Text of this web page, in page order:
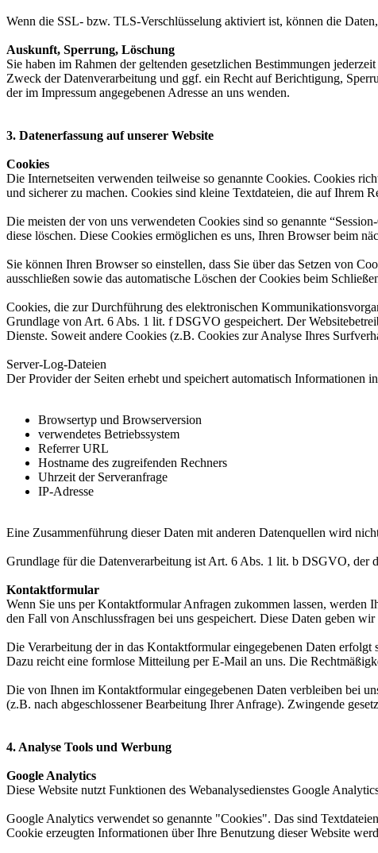
Wenn die SSL- bzw. TLS-Verschlüsselung aktiviert ist, können die
Auskunft, Sperrung, Löschung
Sie haben im Rahmen der geltenden gesetzlichen Bestimmungen
Zweck der Datenverarbeitung und ggf. ein Recht auf Berichtigung,
der im Impressum angegebenen Adresse an uns wenden.
3. Datenerfassung auf unserer Website
Cookies
Die Internetseiten verwenden teilweise so genannte Cookies. Cookies
und sicherer zu machen. Cookies sind kleine Textdateien, die auf Ihrem
Die meisten der von uns verwendeten Cookies sind so genannte
diese löschen. Diese Cookies ermöglichen es uns, Ihren Browser beim
Sie können Ihren Browser so einstellen, dass Sie über das Setzen von
ausschließen sowie das automatische Löschen der Cookies beim
Cookies, die zur Durchführung des elektronischen
Grundlage von Art. 6 Abs. 1 lit. f DSGVO gespeichert. Der
Dienste. Soweit andere Cookies (z.B. Cookies zur Analyse Ihres
Server-Log-Dateien
Der Provider der Seiten erhebt und speichert automatisch Informationen
Browsertyp und Browserversion
verwendetes Betriebssystem
Referrer URL
Hostname des zugreifenden Rechners
Uhrzeit der Serveranfrage
IP-Adresse
Eine Zusammenführung dieser Daten mit anderen Datenquellen wird
Grundlage für die Datenverarbeitung ist Art. 6 Abs. 1 lit. b DSGVO, der
Kontaktformular
Wenn Sie uns per Kontaktformular Anfragen zukommen lassen,
den Fall von Anschlussfragen bei uns gespeichert. Diese Daten geben
Die Verarbeitung der in das Kontaktformular eingegebenen Daten
Dazu reicht eine formlose Mitteilung per E-Mail an uns. Die
Die von Ihnen im Kontaktformular eingegebenen Daten verbleiben bei
(z.B. nach abgeschlossener Bearbeitung Ihrer Anfrage). Zwingende
4. Analyse Tools und Werbung
Google Analytics
Diese Website nutzt Funktionen des Webanalysedienstes Google
Google Analytics verwendet so genannte "Cookies". Das sind
Cookie erzeugten Informationen über Ihre Benutzung dieser Website